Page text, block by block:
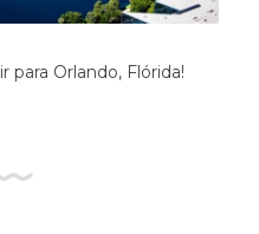
para Orlando, Flórida!